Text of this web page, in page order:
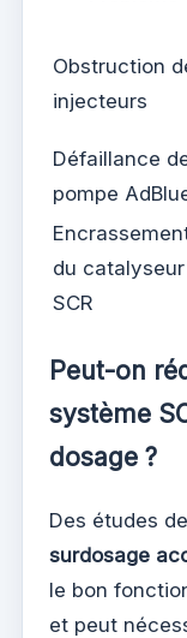
Obstruction
injecteurs
Défaillance
pompe
du catalyseur
SCR
Peut-on
système
dosage ?
Des études
surdosage
le bon
et peut